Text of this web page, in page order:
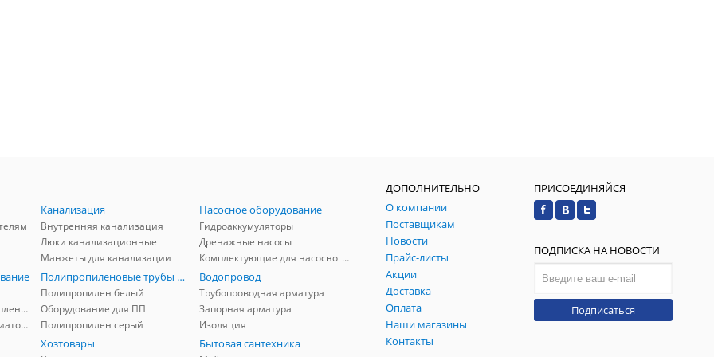
Канализация
Внутренняя канализация
Люки канализационные
Манжеты для канализации
Насосное оборудование
Гидроаккумуляторы
Дренажные насосы
Комплектующие для насосного оборудования
Комплектующие для отопления
Комплектующие для радиаторов
Полипропиленовые трубы и фитинги
Полипропилен белый
Оборудование для ПП
Полипропилен серый
Водопровод
Трубопроводная арматура
Запорная арматура
Изоляция
Хозтовары Бытовая сантехника
ДОПОЛНИТЕЛЬНО
О компании
Поставщикам
Новости
Прайс-листы
Акции
Доставка
Оплата
Наши магазины
Контакты
ПРИСОЕДИНЯЙСЯ
ПОДПИСКА НА НОВОСТИ
Подписаться